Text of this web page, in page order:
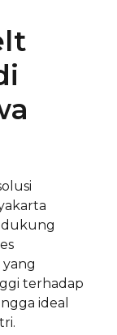
yang
terhadap
ideal